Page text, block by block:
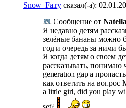
Snow_Fairy сказал(-а):
Сообщение от Natella
Я недавно детям
зелёные бананы можно
год и очередь за ними
Я когда детям о своем
рассказывать, понимаю
generation gap а
как ответить на вопрос
a little girl, did you play
set?